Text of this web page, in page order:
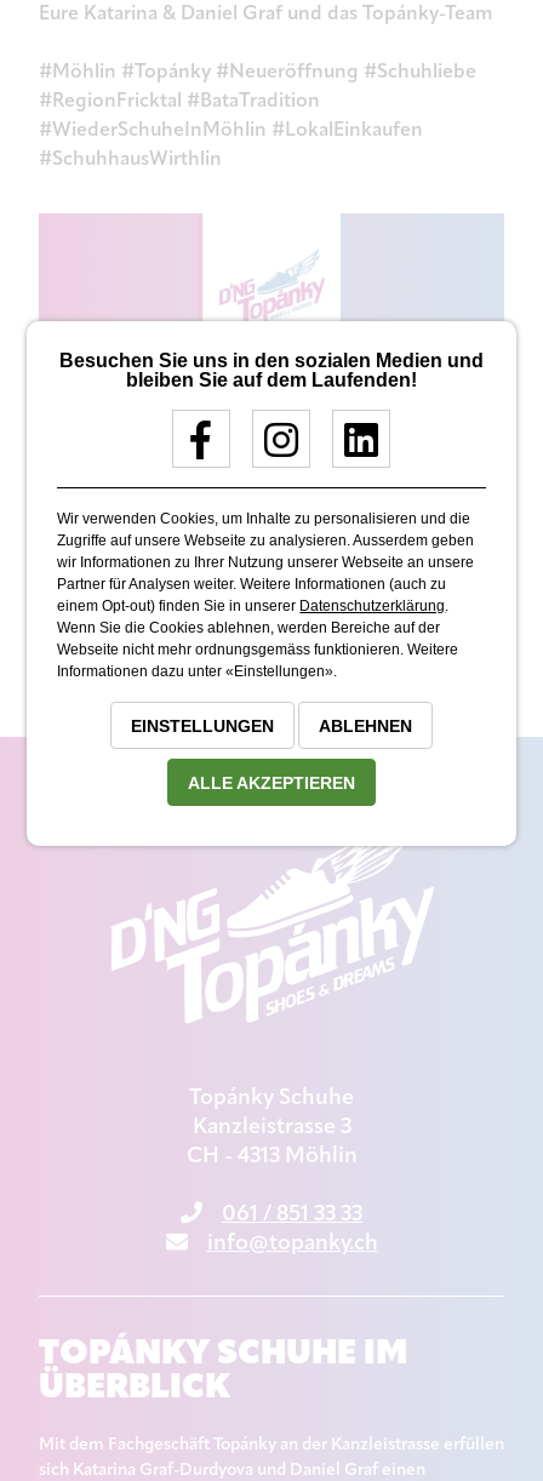
Eure Katarina & Daniel Graf und das Topánky-Team
#Möhlin #Topánky #Neueröffnung #Schuhliebe
#RegionFricktal #BataTradition
#WiederSchuheInMöhlin #LokalEinkaufen
#SchuhhausWirthlin
Topánky Schuhe
Kanzleistrasse 3
CH - 4313 Möhlin
061 / 851 33 33
info@topanky.ch
TOPÁNKY SCHUHE IM
ÜBERBLICK
Mit dem Fachgeschäft Topánky an der Kanzleistrasse erfüllen
sich Katarina Graf-Durdyova und Daniel Graf einen
Besuchen Sie uns in den sozialen Medien und
bleiben Sie auf dem Laufenden!
Wir verwenden Cookies, um Inhalte zu personalisieren und die
Zugriffe auf unsere Webseite zu analysieren. Ausserdem geben
wir Informationen zu Ihrer Nutzung unserer Webseite an unsere
Partner für Analysen weiter. Weitere Informationen (auch zu
einem Opt-out) finden Sie in unserer Datenschutzerklärung.
Wenn Sie die Cookies ablehnen, werden Bereiche auf der
Webseite nicht mehr ordnungsgemäss funktionieren. Weitere
Informationen dazu unter «Einstellungen».
EINSTELLUNGEN ABLEHNEN
ALLE AKZEPTIEREN